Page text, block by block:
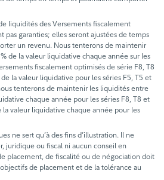
liquidités des Versements fiscalement
pas garanties; elles seront ajustées de temps
un revenu. Nous tenterons de maintenir
de la valeur liquidative chaque année sur les
fiscalement optimisés de série F8, T8
la valeur liquidative pour les séries F5, T5 et
tenterons de maintenir les liquidités entre
chaque année pour les séries F8, T8 et
la valeur liquidative chaque année pour les
ne sert qu’à des fins d’illustration. Il ne
juridique ou fiscal ni aucun conseil en
placement, de fiscalité ou de négociation doit
de placement et de la tolérance au